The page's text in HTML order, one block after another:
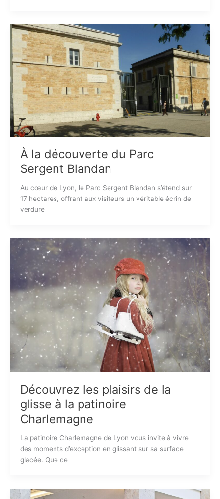
À la découverte du Parc
Sergent Blandan
Au cœur de Lyon, le Parc Sergent Blandan s’étend sur
17 hectares, offrant aux visiteurs un véritable écrin de
verdure
Découvrez les plaisirs de la
glisse à la patinoire
Charlemagne
La patinoire Charlemagne de Lyon vous invite à vivre
des moments d’exception en glissant sur sa surface
glacée. Que ce